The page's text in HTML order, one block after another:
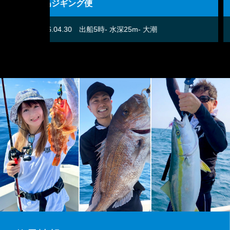
ディープタイラバ便
2026.04.28出船5時- 水深20m- 中潮